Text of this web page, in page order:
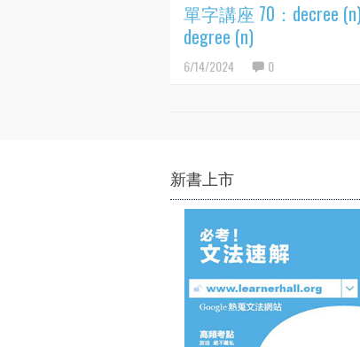
單字講座 70：decree
degree (n)
6/14/2024 0
新書上市